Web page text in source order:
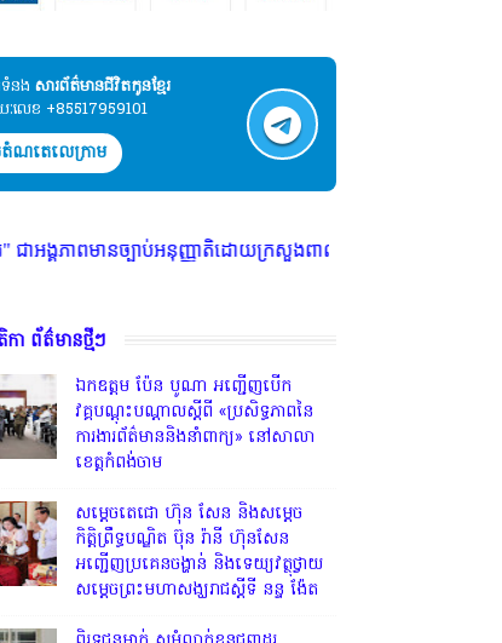
នង​​ សារព័ត៌មានជីវិតកូនខ្មែរ
ៈលេខ +85517959101
ណតេលេក្រាម
នុញ្ញាតិដោយក្រសួងពាណិជ្ជកម្ម ក្រសួងការងារ ក្រសួងព័ត៌មាន * ក្រមសិ
កា ព័ត៌មានថ្មីៗ
ឯកឧត្តម ប៉ែន បូណា អញ្ជើញបើក
វគ្គបណ្តុះបណ្តាលស្តីពី «ប្រសិទ្ធភាពនៃ
ការងារព័ត៌មាននិងនាំពាក្យ» នៅសាលា
ខេត្តកំពង់ចាម
សម្តេចតេជោ ហ៊ុន សែន និងសម្ដេច
កិត្តិព្រឹទ្ធបណ្ឌិត ប៊ុន រ៉ានី ហ៊ុនសែន
អញ្ជើញប្រគេនចង្ហាន់ និងទេយ្យវត្ថុថ្វាយ
សម្តេចព្រះមហាសង្ឃរាជស្តីទី នន្ទ ង៉ែត